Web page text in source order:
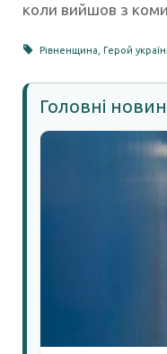
коли вийшов з
Рівненщина ,Герой
Головні